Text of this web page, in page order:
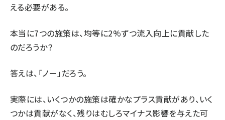
える必要がある。
本当に7つの施策は、均等に2%ずつ流入向上に貢献した
のだろうか？
答えは、「ノー」だろう。
実際には、いくつかの施策は確かなプラス貢献があり、いく
つかは貢献がなく、残りはむしろマイナス影響を与えた可